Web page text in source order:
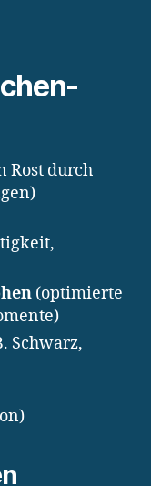
Rost durch
(optimierte
Schwarz,